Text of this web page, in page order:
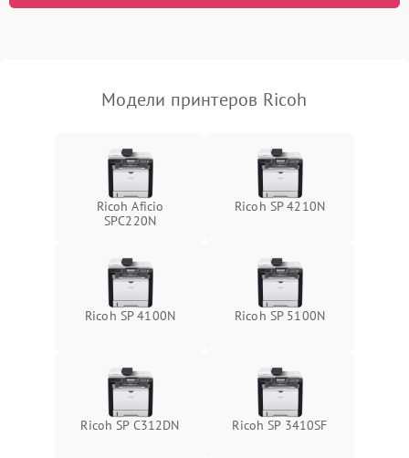
Модели принтеров Ricoh
Ricoh Aficio
SPC220N
Ricoh SP 4210N
Ricoh SP 4100N Ricoh SP 5100N
Ricoh SP C312DN Ricoh SP 3410SF